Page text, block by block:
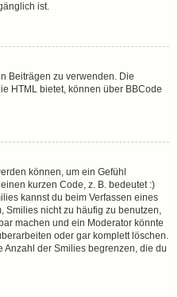
ist.
Beiträgen zu verwenden. Die
HTML bietet, können über BBCode
können, um ein Gefühl
kurzen Code, z. B. bedeutet :)
kannst du beim Verfassen eines
Smilies nicht zu häufig zu benutzen,
machen und ein Moderator könnte
oder gar komplett löschen.
Anzahl der Smilies begrenzen, die du